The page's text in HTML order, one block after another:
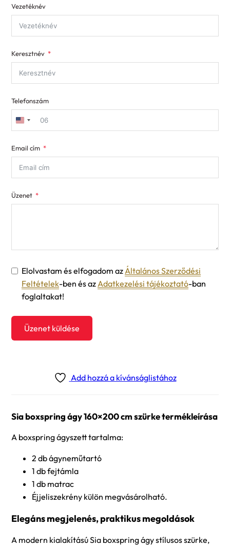
Vezetéknév
Keresztnév
Telefonszám
United
+1
Email cím
Üzenet
Elolvastam és elfogadom azÁltalános Szerződési
Feltételek-ben és azAdatkezelési tájékoztató-ban
foglaltakat!
Üzenet küldése
Add hozzá a kívánságlistához
Sia boxspring ágy 160×200 cm szürke termékleírása
A boxspring ágyszett tartalma:
2 db ágyneműtartó
1 db fejtámla
1 db matrac
Éjjeliszekrény külön megvásárolható.
Elegáns megjelenés, praktikus megoldások
A modern kialakítású Sia boxspring ágy stílusos szürke,